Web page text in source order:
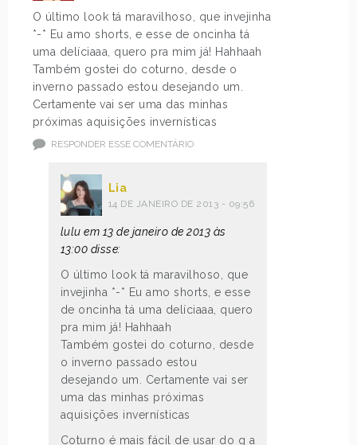
O último look tá maravilhoso, que invejinha
*-* Eu amo shorts, e esse de oncinha tá
uma delíciaaa, quero pra mim já! Hahhaah
Também gostei do coturno, desde o
inverno passado estou desejando um.
Certamente vai ser uma das minhas
próximas aquisições invernísticas
RESPONDER ESSE COMENTÁRIO
Lia
14 DE JANEIRO DE 2013 - 09:56
lulu em 13 de janeiro de 2013 às
13:00 disse:
O último look tá maravilhoso, que
invejinha *-* Eu amo shorts, e esse
de oncinha tá uma delíciaaa, quero
pra mim já! Hahhaah
Também gostei do coturno, desde
o inverno passado estou
desejando um. Certamente vai ser
uma das minhas próximas
aquisições invernísticas
Coturno é mais fácil de usar do q a